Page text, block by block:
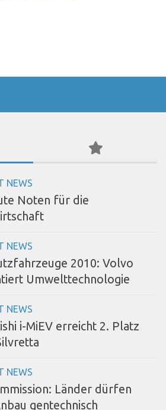
NEWS
Noten für die
NEWS
2010: Volvo
Umwelttechnologie
NEWS
i-MiEV erreicht 2. Platz
NEWS
Länder dürfen
gentechnisch